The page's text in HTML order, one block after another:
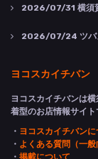
2026/07/31 横須
2026/07/24 ツ
ヨコスカイチバン
ヨコスカイチバンは
着型のお店情報サイ
・ ヨコスカイチバンに
・ よくある質問（一般
・ 掲載について